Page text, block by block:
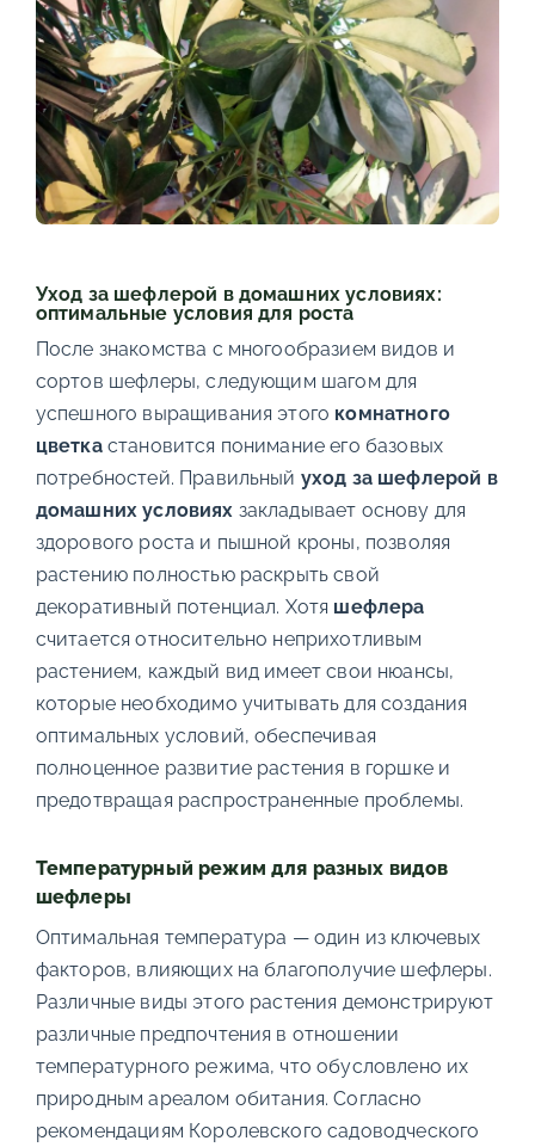
Уход за шефлерой в домашних условиях:
оптимальные условия для роста
После знакомства с многообразием видов и
сортов шефлеры, следующим шагом для
успешного выращивания этого комнатного
цветкастановится понимание его базовых
потребностей. Правильный уход за шефлерой в
домашних условиях закладывает основу для
здорового роста и пышной кроны, позволяя
растению полностью раскрыть свой
декоративный потенциал. Хотя шефлера
считается относительно неприхотливым
растением, каждый вид имеет свои нюансы,
которые необходимо учитывать для создания
оптимальных условий, обеспечивая
полноценное развитие растения в горшке и
предотвращая распространенные проблемы.
Температурный режим для разных видов
шефлеры
Оптимальная температура — один из ключевых
факторов, влияющих на благополучие шефлеры.
Различные виды этого растения демонстрируют
различные предпочтения в отношении
температурного режима, что обусловлено их
природным ареалом обитания. Согласно
рекомендациям Королевского садоводческого